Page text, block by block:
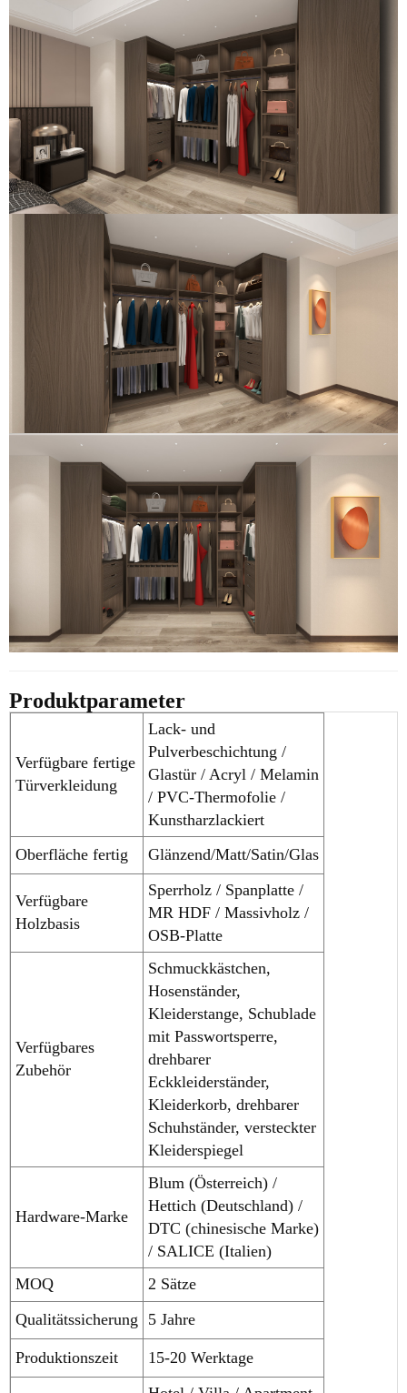
Produktparameter
Verfügbare fertige
Türverkleidung
Lack- und
Pulverbeschichtung /
Glastür / Acryl / Melamin
/ PVC-Thermofolie /
Kunstharzlackiert
Oberfläche fertig
Glänzend/Matt/Satin/Glas
Verfügbare
Holzbasis
Sperrholz / Spanplatte /
MR HDF / Massivholz /
OSB-Platte
Verfügbares
Zubehör
Schmuckkästchen,
Hosenständer,
Kleiderstange, Schublade
mit Passwortsperre,
drehbarer
Eckkleiderständer,
Kleiderkorb, drehbarer
Schuhständer, versteckter
Kleiderspiegel
Hardware-Marke
Blum (Österreich) /
Hettich (Deutschland) /
DTC (chinesische Marke)
/ SALICE (Italien)
MOQ
2 Sätze
Qualitätssicherung
5 Jahre
Produktionszeit
15-20 Werktage